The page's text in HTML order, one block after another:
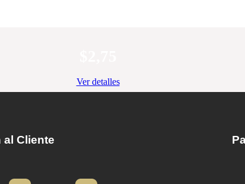
Ver detalles
al Cliente